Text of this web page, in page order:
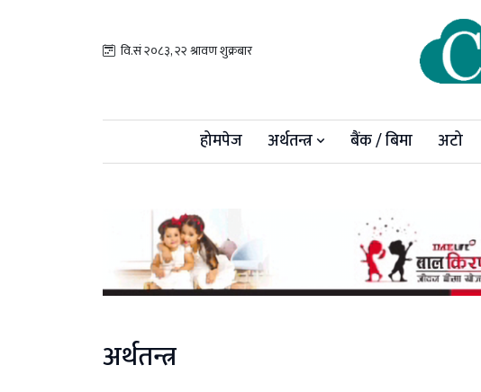
वि.सं २०८३, २२ श्रावण शुक्रबार
होमपेज अर्थतन्त्र बैंक / बिमा अटो
अर्थतन्त्र